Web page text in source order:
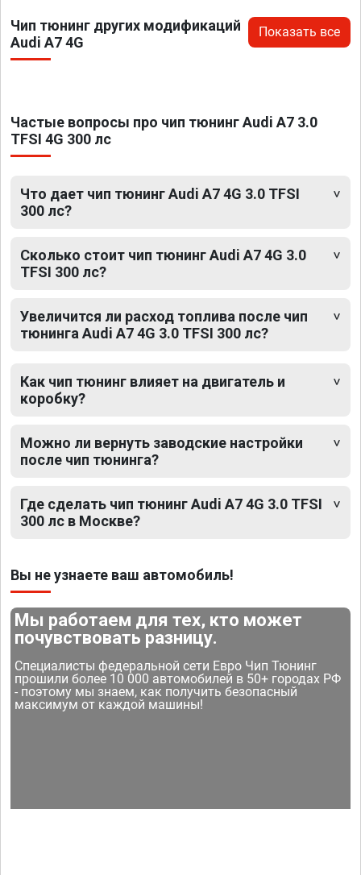
Чип тюнинг других модификаций
Audi A7 4G
Показать все
Частые вопросы про чип тюнинг Audi A7 3.0
TFSI 4G 300 лс
Что дает чип тюнинг Audi A7 4G 3.0 TFSI
300 лс?
Сколько стоит чип тюнинг Audi A7 4G 3.0
TFSI 300 лс?
Увеличится ли расход топлива после чип
тюнинга Audi A7 4G 3.0 TFSI 300 лс?
Как чип тюнинг влияет на двигатель и
коробку?
Можно ли вернуть заводские настройки
после чип тюнинга?
Где сделать чип тюнинг Audi A7 4G 3.0 TFSI
300 лс в Москве?
Вы не узнаете ваш автомобиль!
Мы работаем для тех, кто может
почувствовать разницу.
Специалисты федеральной сети Евро Чип Тюнинг
прошили более 10 000 автомобилей в 50+ городах РФ
- поэтому мы знаем, как получить безопасный
максимум от каждой машины!